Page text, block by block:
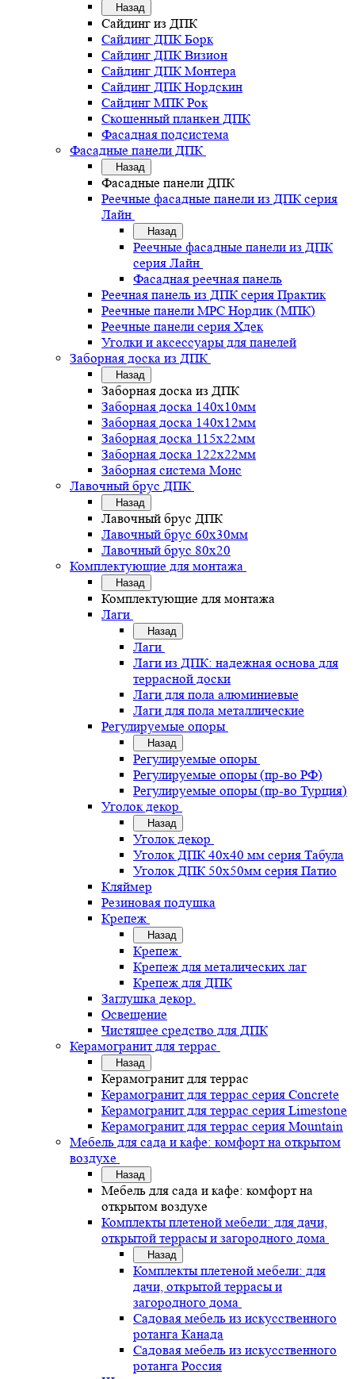
Назад
Сайдинг из ДПК
Сайдинг ДПК Борк
Сайдинг ДПК Визион
Сайдинг ДПК Монтера
Сайдинг ДПК Нордскин
Сайдинг МПК Рок
Скошенный планкен ДПК
Фасадная подсистема
Фасадные панели ДПК
Назад
Фасадные панели ДПК
Реечные фасадные панели из ДПК серия
Лайн
Назад
Реечные фасадные панели из ДПК
серия Лайн
Фасадная реечная панель
Реечная панель из ДПК серия Практик
Реечные панели MPC Нордик (МПК)
Реечные панели серия Хдек
Уголки и аксессуары для панелей
Заборная доска из ДПК
Назад
Заборная доска из ДПК
Заборная доска 140х10мм
Заборная доска 140х12мм
Заборная доска 115х22мм
Заборная доска 122х22мм
Заборная система Монс
Лавочный брус ДПК
Назад
Лавочный брус ДПК
Лавочный брус 60х30мм
Лавочный брус 80х20
Комплектующие для монтажа
Назад
Комплектующие для монтажа
Лаги
Назад
Лаги
Лаги из ДПК: надежная основа для
террасной доски
Лаги для пола алюминиевые
Лаги для пола металлические
Регулируемые опоры
Назад
Регулируемые опоры
Регулируемые опоры (пр-во РФ)
Регулируемые опоры (пр-во Турция)
Уголок декор
Назад
Уголок декор
Уголок ДПК 40х40 мм серия Табула
Уголок ДПК 50х50мм серия Патио
Кляймер
Резиновая подушка
Крепеж
Назад
Крепеж
Крепеж для металических лаг
Крепеж для ДПК
Заглушка декор.
Освещение
Чистящее средство для ДПК
Керамогранит для террас
Назад
Керамогранит для террас
Керамогранит для террас серия Concrete
Керамогранит для террас серия Limestone
Керамогранит для террас серия Mountain
Мебель для сада и кафе: комфорт на открытом
воздухе
Назад
Мебель для сада и кафе: комфорт на
открытом воздухе
Комплекты плетеной мебели: для дачи,
открытой террасы и загородного дома
Назад
Комплекты плетеной мебели: для
дачи, открытой террасы и
загородного дома
Садовая мебель из искусственного
ротанга Канада
Садовая мебель из искусственного
ротанга Россия